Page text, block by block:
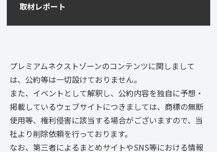
取材レポート
プレミアムネクストゾーンのコンテンツに関しまして
は、公約等は一切設けておりません。
また、イベントとして解釈し、公約内容を独自に予想・
掲載しているウェブサイトにつきましては、商標の無断
使用等、権利侵害に該当する場合がございますので、当
社より削除依頼を行っております。
なお、第三者によるまとめサイトやSNS等における情報